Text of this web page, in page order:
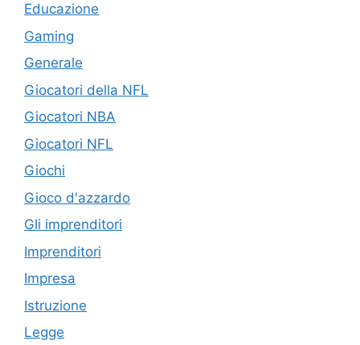
Educazione
Gaming
Generale
Giocatori della NFL
Giocatori NBA
Giocatori NFL
Giochi
Gioco d'azzardo
Gli imprenditori
Imprenditori
Impresa
Istruzione
Legge